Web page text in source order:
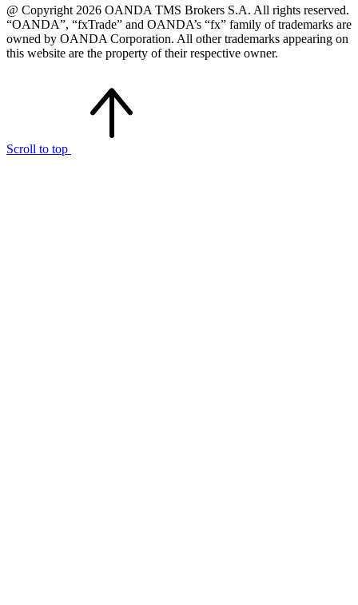
@ Copyright 2026 OANDA TMS Brokers S.A. All rights reserved.
“OANDA”, “fxTrade” and OANDA’s “fx” family of trademarks are
owned by OANDA Corporation. All other trademarks appearing on
this website are the property of their respective owner.
Scroll to top